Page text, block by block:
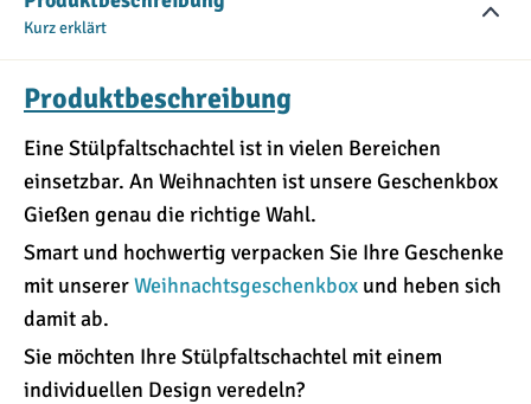
Kurz erklärt
Produktbeschreibung
Eine Stülpfaltschachtel ist in vielen Bereichen
einsetzbar. An Weihnachten ist unsere Geschenkbox
Gießen genau die richtige Wahl.
Smart und hochwertig verpacken Sie Ihre Geschenke
mit unsererWeihnachtsgeschenkbox und heben sich
damit ab.
Sie möchten Ihre Stülpfaltschachtel mit einem
individuellen Design veredeln?